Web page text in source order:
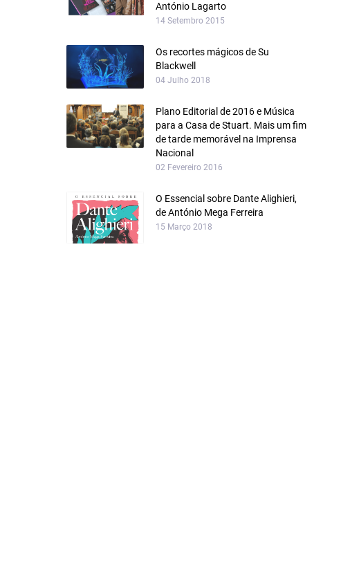
António Lagarto
14 Setembro 2015
Os recortes mágicos de Su
Blackwell
04 Julho 2018
Plano Editorial de 2016 e Música
para a Casa de Stuart. Mais um fim
de tarde memorável na Imprensa
Nacional
02 Fevereiro 2016
O Essencial sobre Dante Alighieri,
de António Mega Ferreira
15 Março 2018